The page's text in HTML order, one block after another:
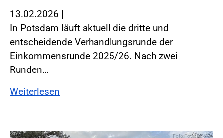
13.02.2026 |
In Potsdam läuft aktuell die dritte und
entscheidende Verhandlungsrunde der
Einkommensrunde 2025/26. Nach zwei
Runden…
Weiterlesen
Foto:Foto: DPolG